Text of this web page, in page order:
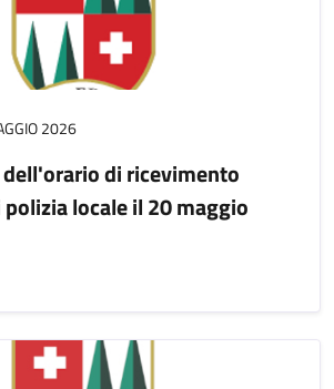
2026
di ricevimento
locale il 20 maggio